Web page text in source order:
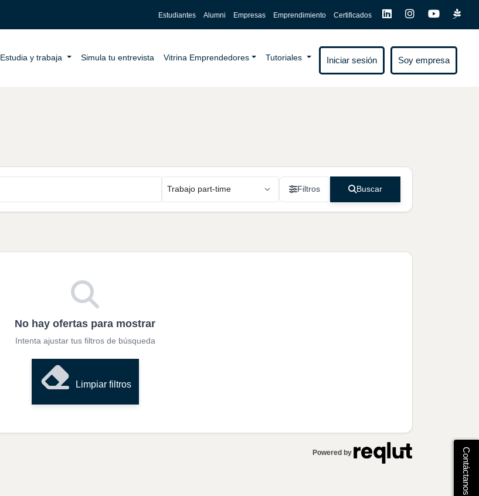
Estudiantes Alumni Empresas Emprendimiento Certificados
Estudia y trabaja Simula tu entrevista Vitrina Emprendedores Tutoriales Iniciar sesión Soy empresa
Filtros Buscar
No hay ofertas para mostrar
Intenta ajustar tus filtros de búsqueda
Limpiar filtros
Powered by Contáctanos